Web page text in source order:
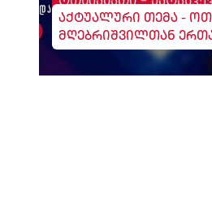
აქტუალური თემა -
მღებრიშვილთან